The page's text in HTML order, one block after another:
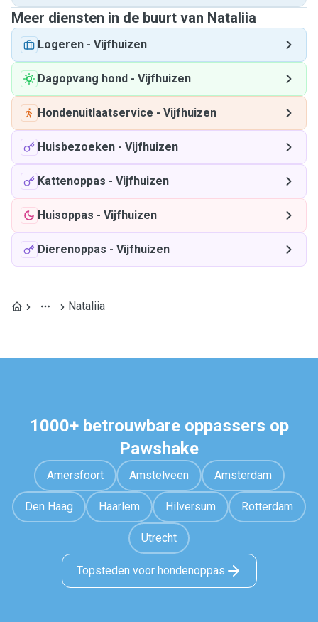
Meer diensten in de buurt van Nataliia
Logeren - Vijfhuizen
Dagopvang hond - Vijfhuizen
Hondenuitlaatservice - Vijfhuizen
Huisbezoeken - Vijfhuizen
Kattenoppas - Vijfhuizen
Huisoppas - Vijfhuizen
Dierenoppas - Vijfhuizen
Nataliia
1000+ betrouwbare oppassers op
Pawshake
Amersfoort Amstelveen Amsterdam
Den Haag Haarlem Hilversum Rotterdam
Utrecht
Topsteden voor hondenoppas